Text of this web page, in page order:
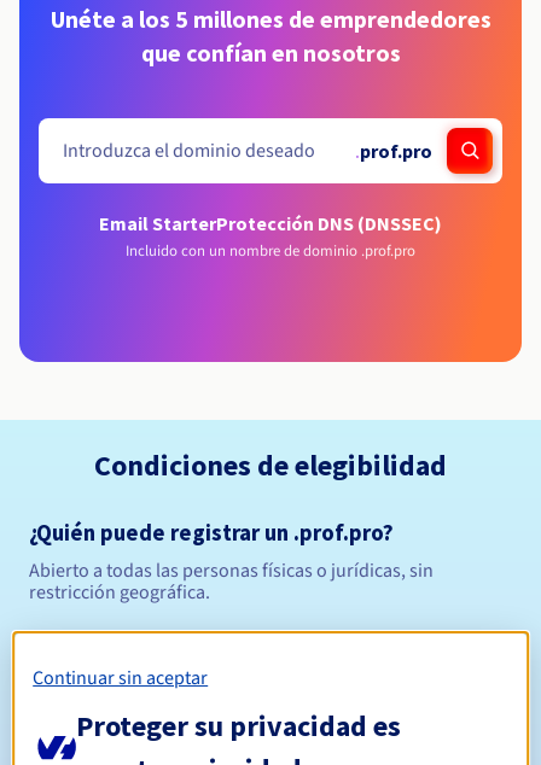
Unéte a los 5 millones de emprendedores
que confían en nosotros
.prof.pro
Email StarterProtección DNS (DNSSEC)
Incluido con un nombre de dominio .prof.pro
Condiciones de elegibilidad
¿Quién puede registrar un .prof.pro?
Abierto a todas las personas físicas o jurídicas, sin
restricción geográfica.
Continuar sin aceptar
Proteger su privacidad es